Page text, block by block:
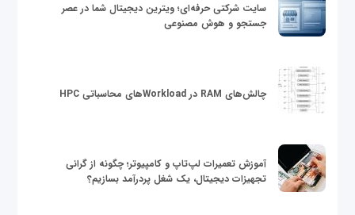
سایت شرکتی حرفه‌ای؛ ویترین دیجیتال شما در عصر
جستجو و هوش مصنوعی
چالش‌های RAM در Workloadهای محاسباتی HPC
آموزش تعمیرات لپ‌تاپ و کامپیوتر؛ چگونه از گرانی
تجهیزات دیجیتال، یک شغل پردرآمد بسازیم؟